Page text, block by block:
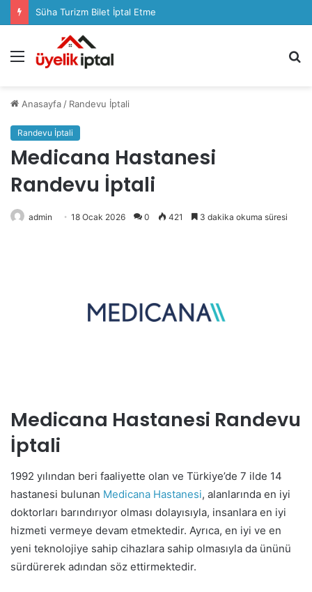
Sözcü Plus Üyelik İptali Nasıl Yapılır
Menü
Anasayfa / Randevu İptali
Randevu İptali
Medicana Hastanesi
Randevu İptali
admin 18 Ocak 2026 0 421 3 dakika okuma süresi
Medicana Hastanesi Randevu
İptali
1992 yılından beri faaliyette olan ve Türkiye’de 7 ilde 14
hastanesi bulunan Medicana Hastanesi, alanlarında en iyi
doktorları barındırıyor olması dolayısıyla, insanlara en iyi
hizmeti vermeye devam etmektedir. Ayrıca, en iyi ve en
yeni teknolojiye sahip cihazlara sahip olmasıyla da ününü
sürdürerek adından söz ettirmektedir.